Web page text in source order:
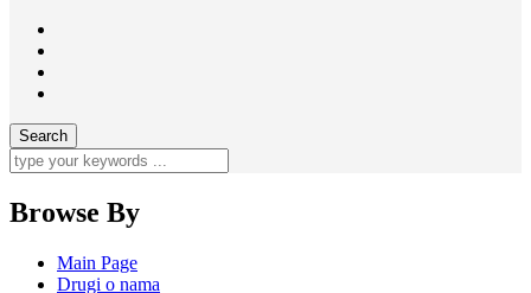
Browse By
Main Page
Drugi o nama